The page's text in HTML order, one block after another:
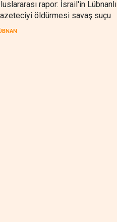
rapor: İsrail'in Lübnanlı
öldürmesi savaş suçu